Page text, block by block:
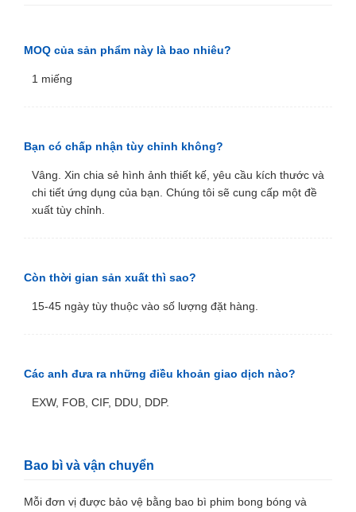
MOQ của sản phẩm này là bao nhiêu?
1 miếng
Bạn có chấp nhận tùy chỉnh không?
Vâng. Xin chia sẻ hình ảnh thiết kế, yêu cầu kích thước và
chi tiết ứng dụng của bạn. Chúng tôi sẽ cung cấp một đề
xuất tùy chỉnh.
Còn thời gian sản xuất thì sao?
15-45 ngày tùy thuộc vào số lượng đặt hàng.
Các anh đưa ra những điều khoản giao dịch nào?
EXW, FOB, CIF, DDU, DDP.
Bao bì và vận chuyển
Mỗi đơn vị được bảo vệ bằng bao bì phim bong bóng và